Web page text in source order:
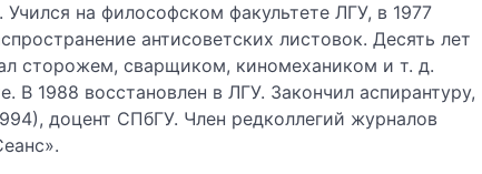
на философском факультете ЛГУ, в 1977
антисоветских листовок. Десять лет
сторожем, сварщиком, киномехаником и т. д.
В 1988 восстановлен в ЛГУ. Закончил аспирантуру,
доцент СПбГУ. Член редколлегий журналов